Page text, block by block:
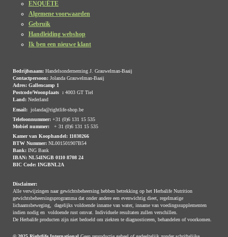
ENQUÊTE
Algemene voorwaarden
Gebruik
Handleiding webshop
Ik ben een nieuwe klant
Bedrijfsnaam: Handelsonderneming J. Grauwelman-Baaij
Contactpersoon: Jolanda Grauwelman-Baaij
Adres: Gallencamp 1
Postcode/Woonplaats : 4003 GT Tiel
Land: Nederland
Email: jolanda@rightlife-shop.be
Telefoonnummer: +31 (0)6 131 15 535
Mobiel nummer:
+ 31 (0)6 131 15 535
Kamer van Koophandel: 11030266
BTW Nummer: NL001501907B54
Bank: ING Bank
IBAN: NL54INGB 0110 8708 24
BIC Code: INGBNL2A
Disclaimer:
Alle verwijzingen naar gewichtsbeheersing hebben betrekking op het Herbalife Nutrition
gewichtsbeheersingsprogramma dat onder andere een evenwichtig dieet, regelmatige
lichaamsbeweging, dagelijks voldoende inname van water, inname van voedingssupplementen
indien nodig en voldoende rust omvat. Individuele resultaten zullen verschillen.
De Herbalife producten zijn niet bedoeld om ziekten te diagnosticeren, behandelen of voorkomen.